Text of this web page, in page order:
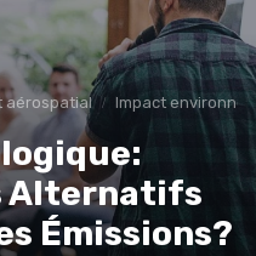
aérospatial Impact
Alternatifs
Émissions?